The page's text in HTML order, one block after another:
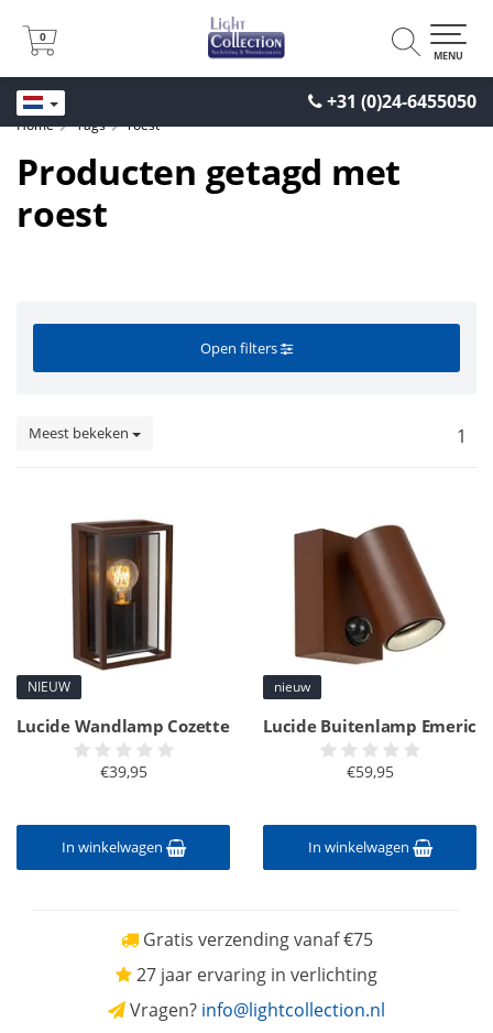
+31 (0)24-6455050
0
0
MENU
Home Tags roest
Producten getagd met
roest
Open filters
Meest bekeken 1
NIEUW
Lucide Wandlamp Cozette
€39,95
In winkelwagen
nieuw
Lucide Buitenlamp Emeric
€59,95
In winkelwagen
Gratis verzending vanaf €75
27 jaar ervaring in verlichting
Vragen? info@lightcollection.nl